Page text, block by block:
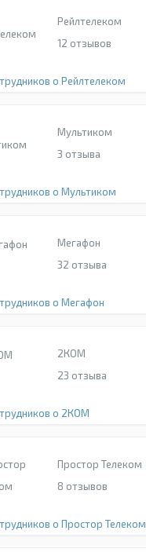
Рейлтелеком
12 отзывов
о Рейлтелеком
Мультиком
3 отзыва
о Мультиком
Мегафон
32 отзыва
о Мегафон
2КОМ
23 отзыва
о 2КОМ
Простор Телеком
8 отзывов
о Простор Телеком